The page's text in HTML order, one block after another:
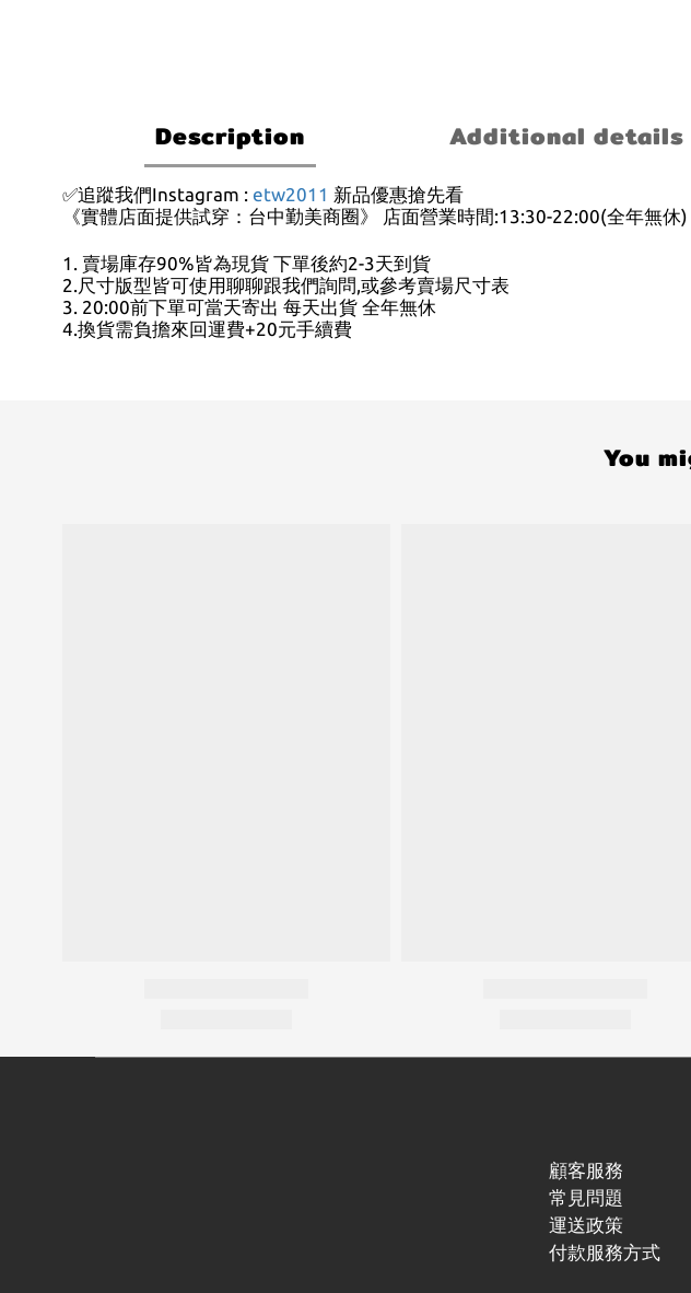
Description Additional details
✅追蹤我們Instagram : etw2011 新品優惠搶先看
《實體店面提供試穿：台中勤美商圈》 店面營業時間:13:30-22:00(全年無休)
1. 賣場庫存90%皆為現貨 下單後約2-3天到貨
2.尺寸版型皆可使用聊聊跟我們詢問,或參考賣場尺寸表
3. 20:00前下單可當天寄出 每天出貨 全年無休
4.換貨需負擔來回運費+20元手續費
You
顧客服務
常見問題
運送政策
付款服務方式